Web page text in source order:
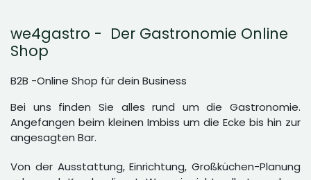
we4gastro - Der Gastronomie Online
Shop
B2B -Online Shop für dein Business
Bei uns finden Sie alles rund um die Gastronomie.
Angefangen beim kleinen Imbiss um die Ecke bis hin zur
angesagten Bar.
Von der Ausstattung, Einrichtung, Großküchen-Planung